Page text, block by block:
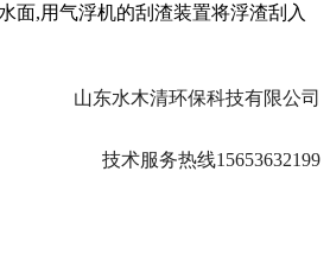
面,用气浮机的刮渣装置将浮渣刮入
山东水木清环保科技有限公司
技术服务热线15653632199